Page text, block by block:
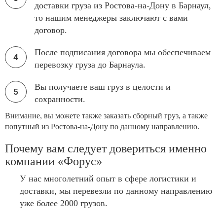
доставки груза из Ростова-на-Дону в Барнаул,
то нашим менеджеры заключают с вами
договор.
После подписания договора мы обеспечиваем
перевозку груза до Барнаула.
Вы получаете ваш груз в целости и
сохранности.
Внимание, вы можете также заказать сборный груз, а также
попутный из Ростова-на-Дону по данному направлению.
Почему вам следует довериться именно
компании «Форус»
У нас многолетний опыт в сфере логистики и
доставки, мы перевезли по данному направлению
уже более 2000 грузов.